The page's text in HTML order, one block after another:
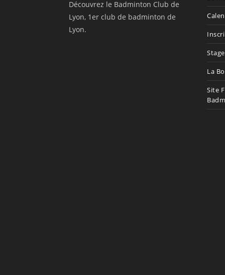
Découvrez le Badminton Club de
Lyon, 1er club de badminton de
Lyon.
La
Site